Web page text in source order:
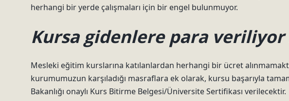
herhangi bir yerde çalışmaları için bir engel bulunmuyor.
Kursa gidenlere para veriliyor
Mesleki eğitim kurslarına katılanlardan herhangi bir ücret
kurumumuzun karşıladığı masraflara ek olarak, kursu başarıyla
Bakanlığı onaylı Kurs Bitirme Belgesi/Üniversite Sertifikası verilecektir.